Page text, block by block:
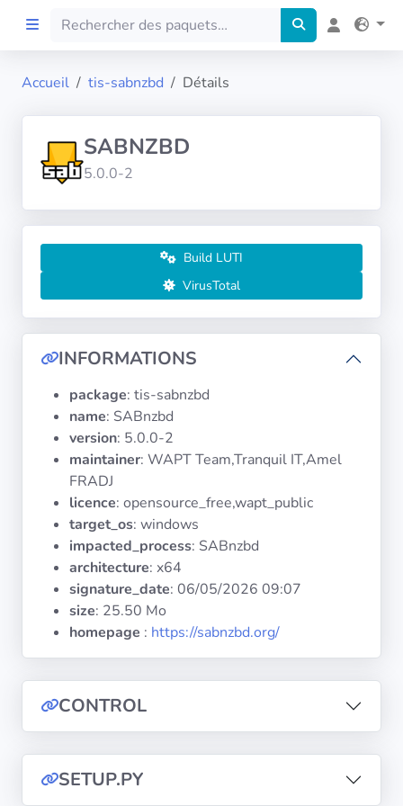
Preprod
À propos
FILTRES
Langues
Architectures
d'exploitation
Documentation
Accueil tis-sabnzbd Détails
SABNZBD
5.0.0-2
Build LUTI
VirusTotal
INFORMATIONS
package: tis-sabnzbd
name: SABnzbd
version: 5.0.0-2
maintainer: WAPT Team,Tranquil IT,Amel
FRADJ
licence: opensource_free,wapt_public
target_os: windows
impacted_process: SABnzbd
architecture: x64
signature_date: 06/05/2026 09:07
size: 25.50 Mo
homepage : https://sabnzbd.org/
CONTROL
SETUP.PY